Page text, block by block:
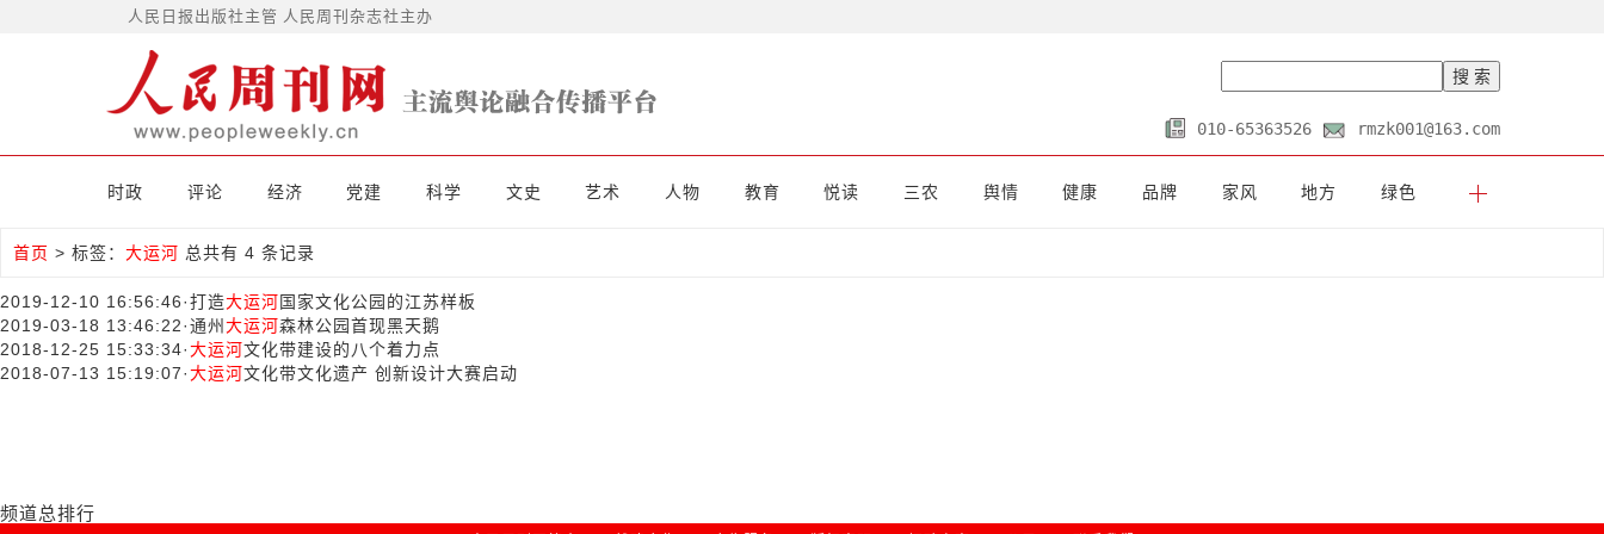
人民日报出版社主管 人民周刊杂志社主办
010-65363526 rmzk001@163.com
时政 评论 经济 党建 科学 文史 艺术 人物 教育 悦读 三农 舆情 健康 品牌 家风 地方 绿色
首页 > 标签： 大运河 总共有 4 条记录
2019-12-10 16:56:46·打造大运河国家文化公园的江苏样板
2019-03-18 13:46:22·通州 大运河森林公园首现黑天鹅
2018-12-25 15:33:34·大运河文化带建设的八个着力点
2018-07-13 15:19:07·大运河文化带文化遗产 创新设计大赛启动
频道总排行